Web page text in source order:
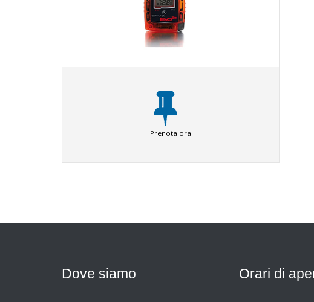
Prenota ora
Dove siamo Orari di